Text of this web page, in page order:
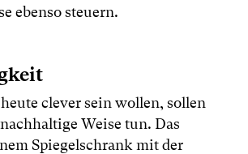
ebenso steuern.
clever sein wollen, sollen
Weise tun. Das
Spiegelschrank mit der